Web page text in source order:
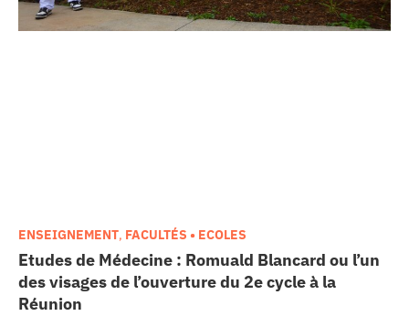
Etudes de Médecine : Romuald Blancard ou l’un
des visages de l’ouverture du 2e cycle à la
Réunion
ENSEIGNEMENT, FACULTÉS • ECOLES